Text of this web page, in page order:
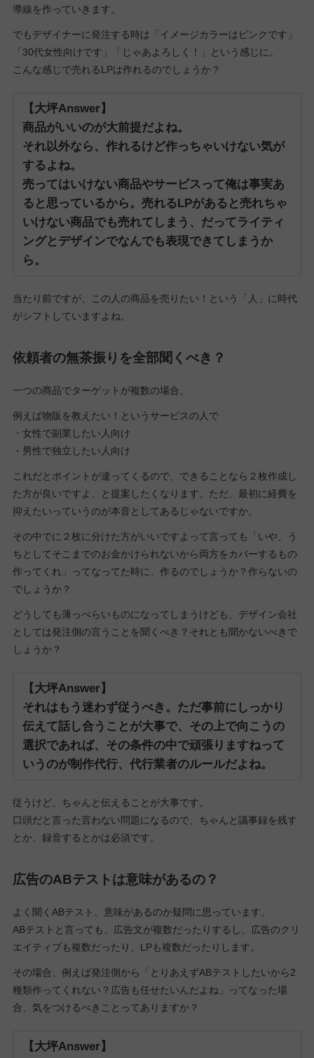
導線を作っていきます。
でもデザイナーに発注する時は「イメージカラーはピンクです」
「30代女性向けです」「じゃあよろしく！」という感じに。
こんな感じで売れるLPは作れるのでしょうか？
【大坪Answer】
商品がいいのが大前提だよね。
それ以外なら、作れるけど作っちゃいけない気が
するよね。
売ってはいけない商品やサービスって俺は事実あ
ると思っているから。 売れるLPがあると売れちゃ
いけない商品でも売れてしまう、だってライティ
ングとデザインでなんでも表現できてしまうか
ら。
当たり前ですが、この人の商品を売りたい！という「人」に時代
がシフトしていますよね。
依頼者の無茶振りを全部聞くべき？
一つの商品でターゲットが複数の場合、
例えば物販を教えたい！というサービスの人で
・女性で副業したい人向け
・男性で独立したい人向け
これだとポイントが違ってくるので、できることなら２枚作成し
た方が良いですよ、と提案したくなります。ただ、最初に経費を
抑えたいっていうのが本音としてあるじゃないですか。
その中でに２枚に分けた方がいいですよって言っても「いや、う
ちとしてそこまでのお金かけられないから両方をカバーするもの
作ってくれ」ってなってた時に、作るのでしょうか？作らないの
でしょうか？
どうしても薄っぺらいものになってしまうけども、デザイン会社
としては発注側の言うことを聞くべき？それとも聞かないべきで
しょうか？
【大坪Answer】
それはもう迷わず従うべき。 ただ事前にしっかり
伝えて話し合うことが大事で、その上で向こうの
選択であれば、その条件の中で頑張りますねって
いうのが制作代行、代行業者のルールだよね。
従うけど、ちゃんと伝えることが大事です。
口頭だと言った言わない問題になるので、ちゃんと議事録を残す
とか、録音するとかは必須です。
広告のABテストは意味があるの？
よく聞くABテスト、意味があるのか疑問に思っています。
ABテストと言っても、広告文が複数だったりするし、広告のクリ
エイティブも複数だったり、LPも複数だったりします。
その場合、例えば発注側から「とりあえずABテストしたいから2
種類作ってくれない？広告も任せたいんだよね」ってなった場
合、気をつけるべきことってありますか？
【大坪Answer】